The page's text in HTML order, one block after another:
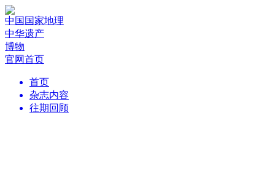
中国国家地理
中华遗产
博物
官网首页
首页
杂志内容
往期回顾